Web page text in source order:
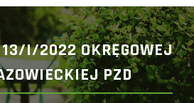
I/2022 OKRĘGOWEJ
PZD